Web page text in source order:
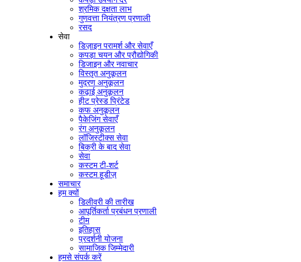
श्रमिक दक्षता लाभ
गुणवत्ता नियंत्रण प्रणाली
रसद
सेवा
डिज़ाइन परामर्श और सेवाएँ
कपड़ा चयन और प्रौद्योगिकी
डिजाइन और नवाचार
विस्तृत अनुकूलन
मुद्रण अनुकूलन
कढ़ाई अनुकूलन
हीट प्रेस्ड प्रिंटेड
कफ अनुकूलन
पैकेजिंग सेवाएँ
रंग अनुकूलन
लॉजिस्टीक्स सेवा
बिक्री के बाद सेवा
सेवा
कस्टम टी-शर्ट
कस्टम हूडीज़
समाचार
हम क्यों
डिलीवरी की तारीख
आपूर्तिकर्ता प्रबंधन प्रणाली
टीम
इतिहास
प्रदर्शनी योजना
सामाजिक जिम्मेदारी
हमसे संपर्क करें